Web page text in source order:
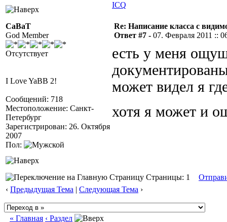
ICQ
CaBaT
God Member
Отсутствует
I Love YaBB 2!
Сообщений: 718
Местоположение: Санкт-
Петербург
Зарегистрирован: 26. Октября
2007
Пол:
Re: Написание класса с
Ответ #7 - 07. Февраля 2011 ::
есть у меня
может видел я
хотя я может и
Страницы: 1
‹ Предыдущая Тема | Следующая Тема ›
« Главная ‹ Раздел